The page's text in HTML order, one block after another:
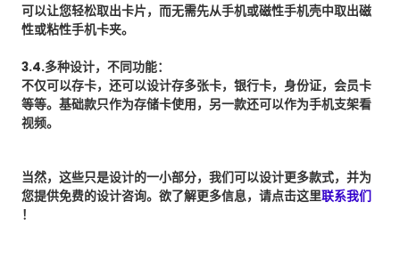
可以让您轻松取出卡片，而无需先从手机或磁性手机壳中取出磁
性或粘性手机卡夹。
3.4.多种设计，不同功能：
不仅可以存卡，还可以设计存多张卡，银行卡，身份证，会员卡
等等。基础款只作为存储卡使用，另一款还可以作为手机支架看
视频。
当然，这些只是设计的一小部分，我们可以设计更多款式，并为
您提供免费的设计咨询。欲了解更多信息，请点击这里联系我们
！